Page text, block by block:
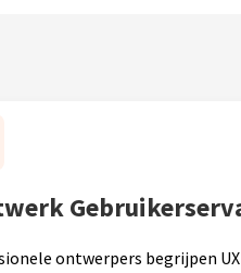
ontwerpers begrijpen